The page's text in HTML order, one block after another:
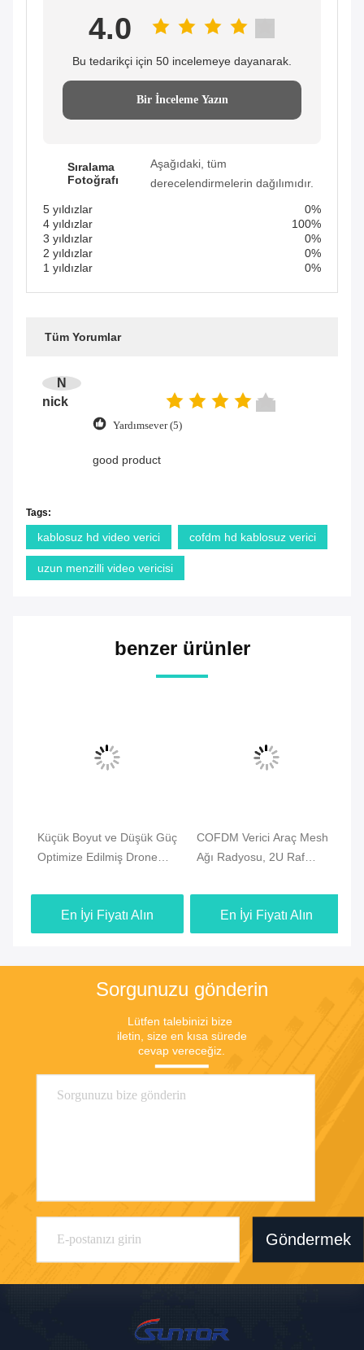
4.0
Bu tedarikçi için 50 incelemeye dayanarak.
Bir İnceleme Yazın
Sıralama
Fotoğrafı
Aşağıdaki, tüm
derecelendirmelerin dağılımıdır.
5 yıldızlar
0%
4 yıldızlar
100%
3 yıldızlar
0%
2 yıldızlar
0%
1 yıldızlar
0%
Tüm Yorumlar
N
nick
Yardımsever (5)
good product
Tags:
kablosuz hd video verici cofdm hd kablosuz verici
uzun menzilli video vericisi
benzer ürünler
Küçük Boyut ve Düşük Güç
Optimize Edilmiş Drone
Kurulum ve Uzun Menzilli
Drone Bağlantısı ile
En İyi Fiyatı Alın
COFDM Verici Araç Mesh
Ağı Radyosu, 2U Raf
Olmadan Kablosuz İletişimi
DesteklerEn İyi Fiyatı Alın
Sorgunuzu gönderin
Lütfen talebinizi bize
iletin, size en kısa sürede
cevap vereceğiz.
Göndermek